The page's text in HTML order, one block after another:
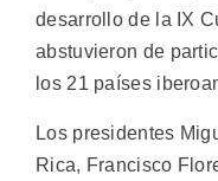
desarrollo de la IX
abstuvieron de
los 21 países
Los presidentes
Rica, Francisco